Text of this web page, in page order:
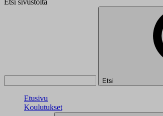
Etsi
Etusivu
Koulutukset